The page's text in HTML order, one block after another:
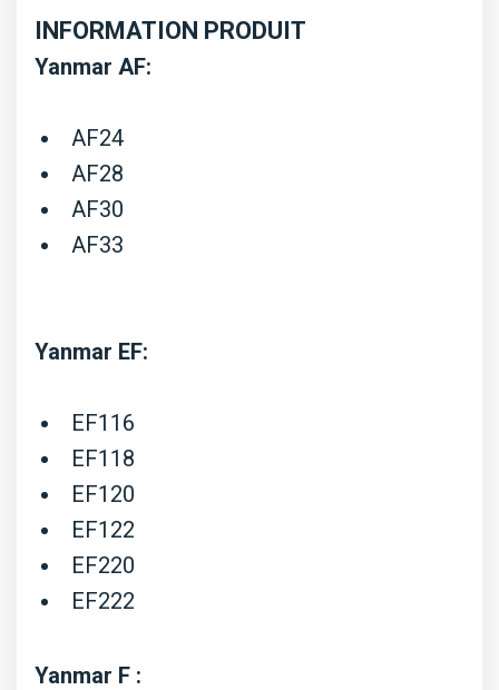
INFORMATION PRODUIT
Yanmar AF:
AF24
AF28
AF30
AF33
Yanmar EF:
EF116
EF118
EF120
EF122
EF220
EF222
Yanmar F :